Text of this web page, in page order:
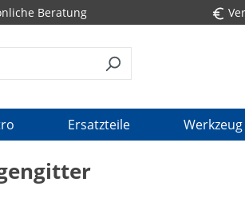
Beratung
Ersatzteile Werkzeug